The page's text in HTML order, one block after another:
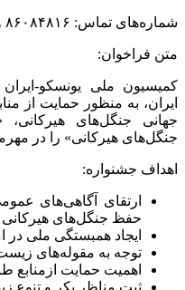
شماره‌های تماس: ۸۶۰۸۴۸۱۶ و۸۶۰۸۴۸۲۹-۰۲۱
متن فراخوان:
کمیسیون ملی یونسکو-
ایران، به منظور حمایت از
جهانی جنگل‌های
جنگل‌های هیرکانی» را در مهرماه ۱۳۹۷ برگزار
اهداف جشنواره:
ارتقای آگاهی‌های
حفظ جنگل‌های هیرکانی
ایجاد همبستگی ملی در
توجه به مقوله‌های
اهمیت حمایت ازمنابع